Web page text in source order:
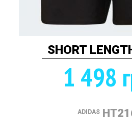
SHORT
1 498
ADIDAS